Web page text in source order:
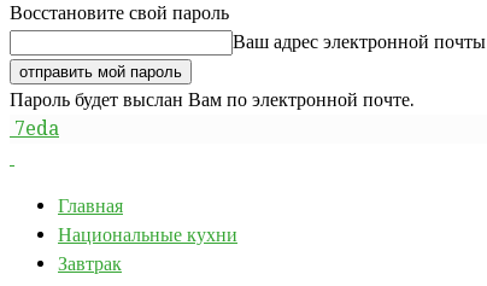
Восстановите свой пароль
Ваш адрес электронной почты
Пароль будет выслан Вам по электронной почте.
7eda
Главная
Национальные кухни
Завтрак